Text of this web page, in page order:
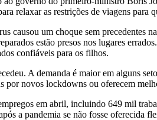
relaxar as restrições de viagens para
causou um choque sem precedentes
estão presos nos lugares
confiáveis para os filhos.
A demanda é maior em alguns
por novos lockdowns ou oferecem
em abril, incluindo 649 mil
a pandemia se não fosse oferecida